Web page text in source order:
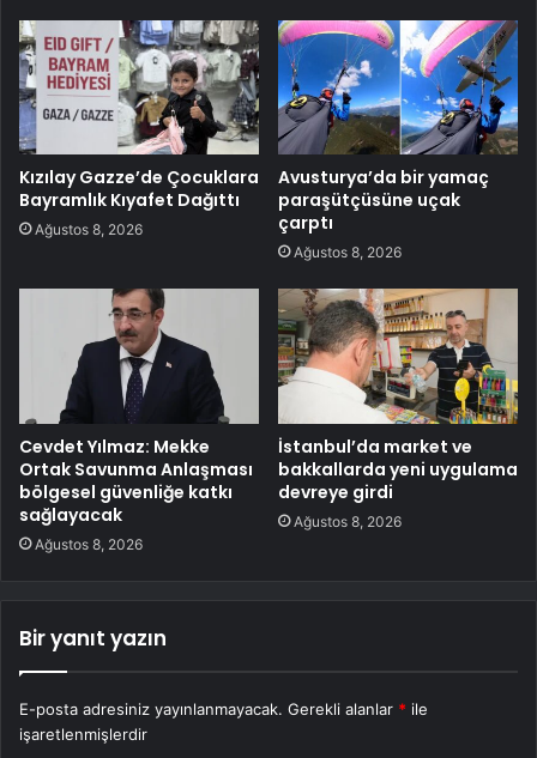
Kızılay Gazze’de Çocuklara
Bayramlık Kıyafet Dağıttı
Ağustos 8, 2026
Avusturya’da bir yamaç
paraşütçüsüne uçak
çarptı
Ağustos 8, 2026
Cevdet Yılmaz: Mekke
Ortak Savunma Anlaşması
bölgesel güvenliğe katkı
sağlayacak
Ağustos 8, 2026
İstanbul’da market ve
bakkallarda yeni uygulama
devreye girdi
Ağustos 8, 2026
Bir yanıt yazın
E-posta adresiniz yayınlanmayacak. Gerekli alanlar * ile
işaretlenmişlerdir